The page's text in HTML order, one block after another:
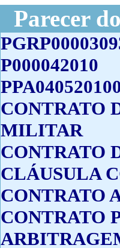
Parecer
P000042010
CONTRATO
MILITAR
CONTRATO
CLÁUSULA
CONTRATO
CONTRATO